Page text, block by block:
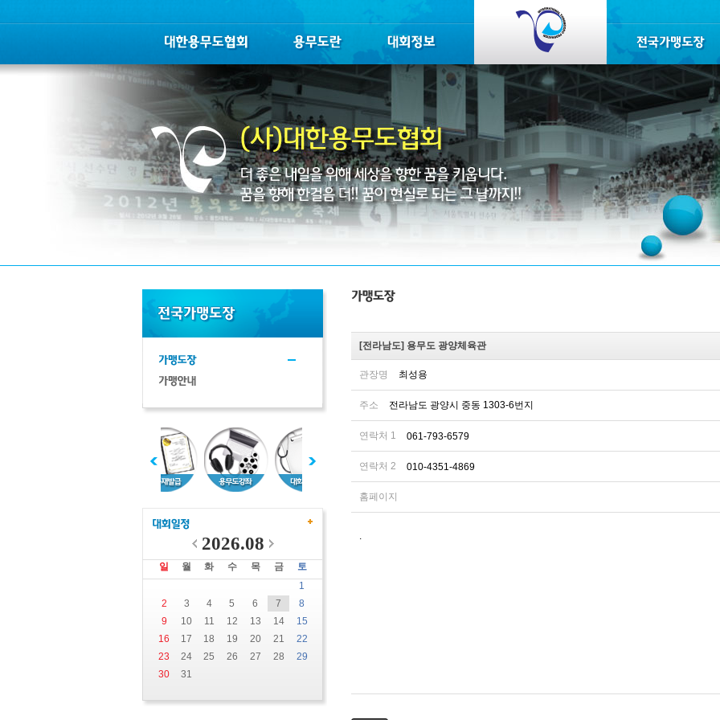
2026.08
일 월 화 수 목 금
토
1
2
3 4 5 6 7
8
9
10 11 12 13 14
15
16
17 18 19 20 21
22
23
24 25 26 27 28
29
30
31
[전라남도] 용무도 광양체육관
관장명 최성용
주소 전라남도 광양시 중동 1303-6번지
연락처 1 061-793-6579
연락처 2 010-4351-4869
홈페이지
.